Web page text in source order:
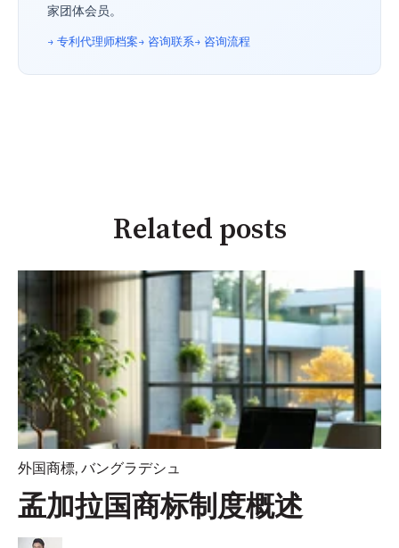
家团体会员。
→ 专利代理师档案→ 咨询联系→ 咨询流程
Related posts
外国商標, バングラデシュ
孟加拉国商标制度概述